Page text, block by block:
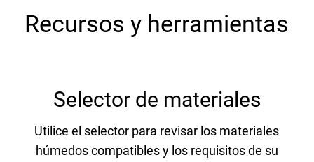
Recursos y herramientas
Selector de materiales
Utilice el selector para revisar los materiales
húmedos compatibles y los requisitos de su